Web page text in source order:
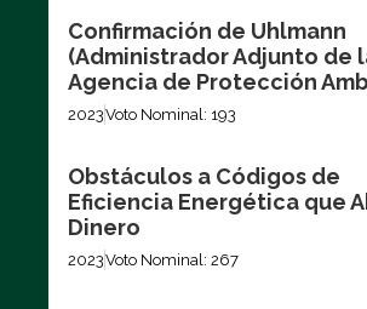
Confirmación de Uhlmann
(Administrador Adjunto de
Agencia de Protección
2023Voto Nominal: 193
Obstáculos a Códigos de
Eficiencia Energética que
Dinero
2023Voto Nominal: 267